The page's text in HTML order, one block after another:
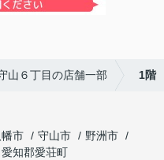
山６丁目の店舗一部 1階
市 守山市
野洲市
愛知郡愛荘町